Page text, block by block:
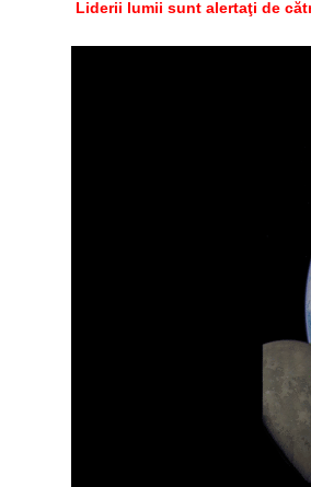
Liderii lumii sunt alertaţi de